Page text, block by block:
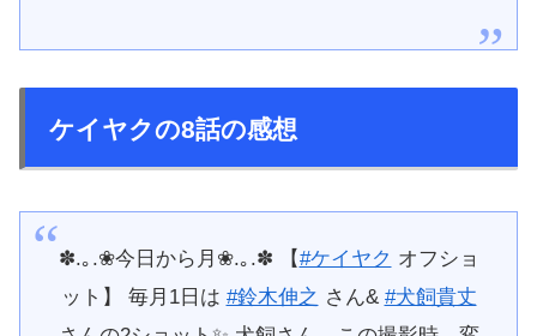
ケイヤクの8話の感想
✽.｡.❀今日から月❀.｡.✽ 【#ケイヤク オフショ
ット】 毎月1日は #鈴木伸之 さん& #犬飼貴丈